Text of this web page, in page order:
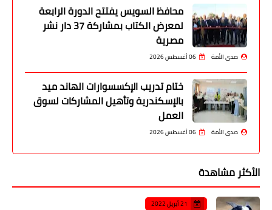
محافظ السويس يفتتح الدورة الرابعة
لمعرض الكتاب بمشاركة 37 دار نشر
مصرية
صدى الأمة 06 أغسطس 2026
ختام تدريب الإكسسوارات الهاند ميد
بالإسكندرية وتأهيل المشاركات لسوق
العمل
صدى الأمة 06 أغسطس 2026
الأكثر مشاهدة
21 أبريل 2022